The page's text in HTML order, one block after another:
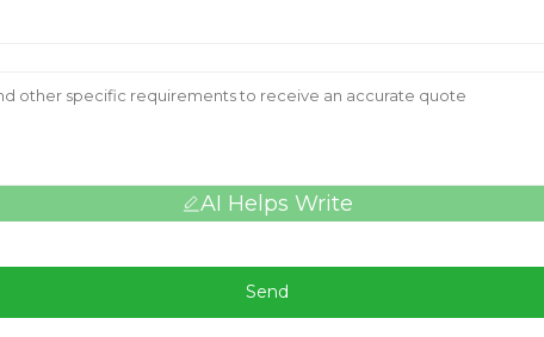
AI Helps Write
Send